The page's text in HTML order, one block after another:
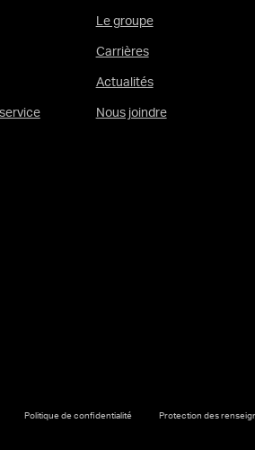
Le groupe
Carrières
Actualités
Nous joindre
Politique de confidentialité Protection des